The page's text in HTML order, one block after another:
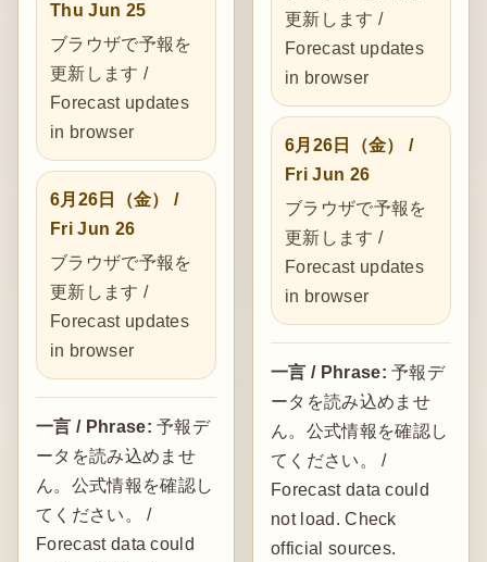
Thu Jun 25
ブラウザで予報を
更新します /
Forecast updates
in browser
6月26日（金） /
Fri Jun 26
ブラウザで予報を
更新します /
Forecast updates
in browser
一言 / Phrase: 予報デ
ータを読み込めませ
ん。公式情報を確認し
てください。 /
Forecast data could
更新します /
Forecast updates
in browser
6月26日（金） /
Fri Jun 26
ブラウザで予報を
更新します /
Forecast updates
in browser
一言 / Phrase: 予報デ
ータを読み込めませ
ん。公式情報を確認し
てください。 /
Forecast data could
not load. Check
official sources.